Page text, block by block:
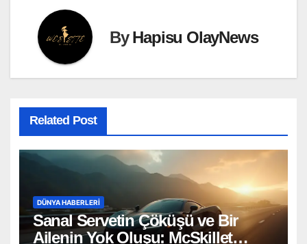
ByHapisu OlayNews
Related Post
DÜNYA HABERLERI
Sanal Servetin Çöküşü ve Bir
Ailenin Yok Oluşu: McSkillet